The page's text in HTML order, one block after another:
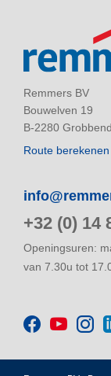
Remmers BV
Bouwelven 19
B-2280
Route berekenen
+32 (0) 14
Openingsuren:
van 7.30u tot